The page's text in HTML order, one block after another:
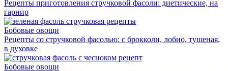
Рецепты приготовления стручковой фасоли: диетические, на
гарнир
Бобовые овощи
Рецепты со стручковой фасолью: с брокколи, лобио, тушеная,
в духовке
Бобовые овощи